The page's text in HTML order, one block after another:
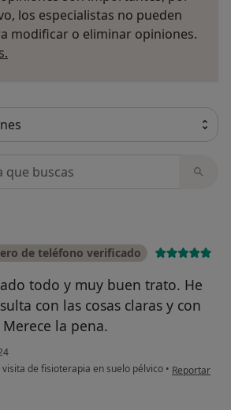
los especialistas no pueden
modificar o eliminar opiniones.
de teléfono verificado
todo y muy buen trato. He
con las cosas claras y con
la pena.
de fisioterapia en suelo pélvico • en opinión
Reportar